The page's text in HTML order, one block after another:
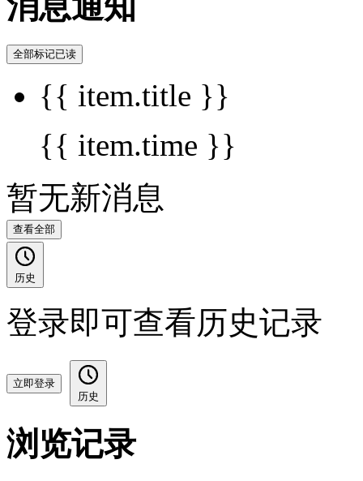
全部标记已读
{{ item.title }}
{{ item.time }}
暂无新消息
查看全部
历史
登录即可查看历史记录
立即登录
历史
浏览记录